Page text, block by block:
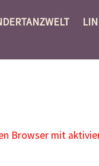
Browser mit